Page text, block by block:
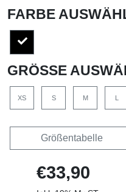
FARBE
GRÖSSE
XS S M
Größentabelle
€33,90